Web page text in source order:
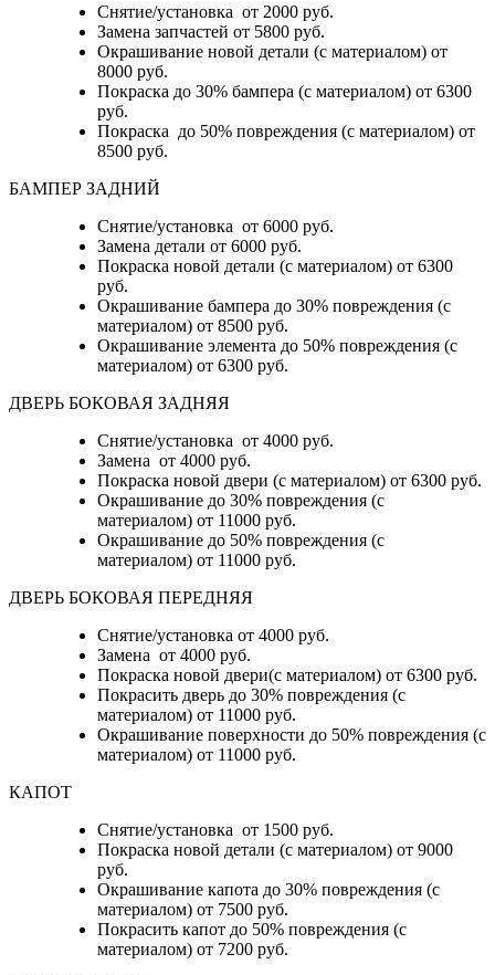
Снятие/установка от 2000 руб.
Замена запчастей от 5800 руб.
Окрашивание новой детали (с материалом) от
8000 руб.
Покраска до 30% бампера (с материалом) от 6300
руб.
Покраска до 50% повреждения (с материалом) от
8500 руб.
БАМПЕР ЗАДНИЙ
Снятие/установка от 6000 руб.
Замена детали от 6000 руб.
Покраска новой детали (с материалом) от 6300
руб.
Окрашивание бампера до 30% повреждения (с
материалом) от 8500 руб.
Окрашивание элемента до 50% повреждения (с
материалом) от 6300 руб.
ДВЕРЬ БОКОВАЯ ЗАДНЯЯ
Снятие/установка от 4000 руб.
Замена от 4000 руб.
Покраска новой двери (с материалом) от 6300 руб.
Окрашивание до 30% повреждения (с
материалом) от 11000 руб.
Окрашивание до 50% повреждения (с
материалом) от 11000 руб.
ДВЕРЬ БОКОВАЯ ПЕРЕДНЯЯ
Снятие/установка от 4000 руб.
Замена от 4000 руб.
Покраска новой двери(с материалом) от 6300 руб.
Покрасить дверь до 30% повреждения (с
материалом) от 11000 руб.
Окрашивание поверхности до 50% повреждения (с
материалом) от 11000 руб.
КАПОТ
Снятие/установка от 1500 руб.
Покраска новой детали (с материалом) от 9000
руб.
Окрашивание капота до 30% повреждения (с
материалом) от 7500 руб.
Покрасить капот до 50% повреждения (с
материалом) от 7200 руб.